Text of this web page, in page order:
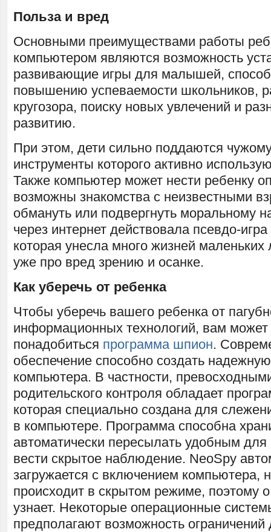
Польза и вред
Основными преимуществами работы
компьютером являются возможность
развивающие игры для малышей,
повышению успеваемости школьников,
кругозора, поиску новых увлечений и
развитию.
При этом, дети сильно поддаются
инструменты которого активно
Также компьютер может нести ребенку
возможны знакомства с неизвестными
обмануть или подвергнуть моральному
через интернет действовала псевдо-
которая унесла много жизней
уже про вред зрению и осанке.
Как уберечь от ребенка
Чтобы уберечь вашего ребенка от
информационных технологий, вам может
понадобиться программа шпион.
обеспечение способно создать
компьютера. В частности,
родительского контроля обладает
которая специально создана для
в компьютере. Программа способна
автоматически пересылать удобным
вести скрытое наблюдение. NeoSpy
загружается с включением компьютера,
происходит в скрытом режиме, поэтому
узнает. Некоторые операционные
предполагают возможность